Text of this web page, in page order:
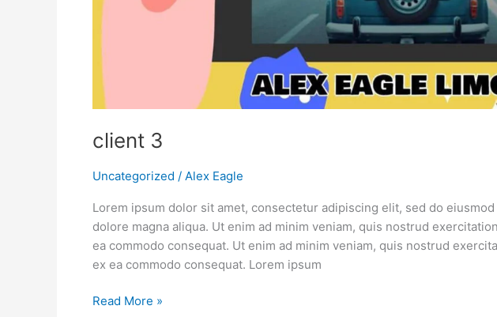
client 3
Uncategorized / Alex Eagle
Lorem ipsum dolor sit amet, consectetur adipiscing elit, sed do
dolore magna aliqua. Ut enim ad minim veniam, quis nostrud
ea commodo consequat. Ut enim ad minim veniam, quis nostrud
ex ea commodo consequat. Lorem ipsum
Read More »